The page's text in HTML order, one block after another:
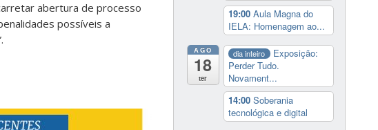
abertura de processo
possíveis a
19:00 Aula Magna do
IELA: Homenagem ao...
AGO
18
ter
dia inteiro
Exposição:
Perder Tudo.
Novament...
14:00 Soberania
tecnológica e digital